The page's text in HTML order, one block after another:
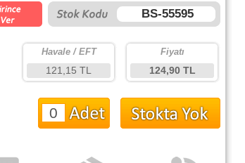
BS-55595
Fiyatı
124,90 TL
Havale / EFT
121,15 TL